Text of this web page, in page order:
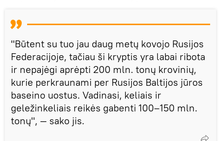
"Būtent su tuo jau daug metų kovojo Rusijos
Federacijoje, tačiau ši kryptis yra labai ribota
ir nepajėgi aprėpti 200 mln. tonų krovinių,
kurie perkraunami per Rusijos Baltijos jūros
baseino uostus. Vadinasi, keliais ir
geležinkeliais reikės gabenti 100–150 mln.
tonų", — sako jis.